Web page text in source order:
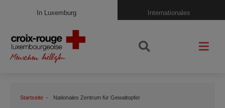
In Luxemburg Internationales
Startseite Nationales Zentrum für Gewaltopfer